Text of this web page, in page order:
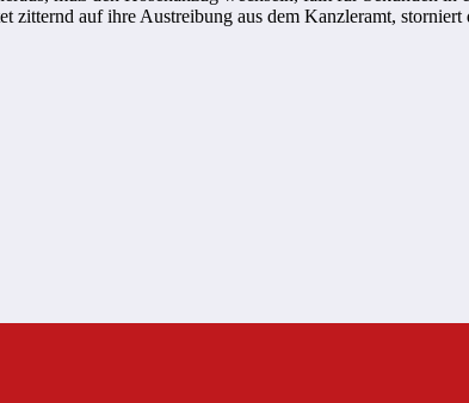
zitternd auf ihre Austreibung aus dem Kanzleramt, storniert